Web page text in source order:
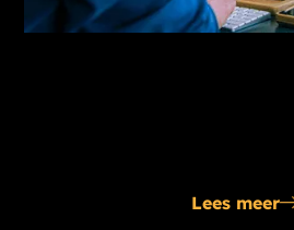
Lees meer